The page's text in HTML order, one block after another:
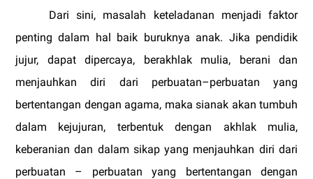
Dari sini, masalah keteladanan menjadi faktor
penting dalam hal baik buruknya anak. Jika pendidik
jujur, dapat dipercaya, berakhlak mulia, berani dan
menjauhkan diri dari perbuatan–perbuatan yang
bertentangan dengan agama, maka sianak akan tumbuh
dalam kejujuran, terbentuk dengan akhlak mulia,
keberanian dan dalam sikap yang menjauhkan diri dari
perbuatan – perbuatan yang bertentangan dengan